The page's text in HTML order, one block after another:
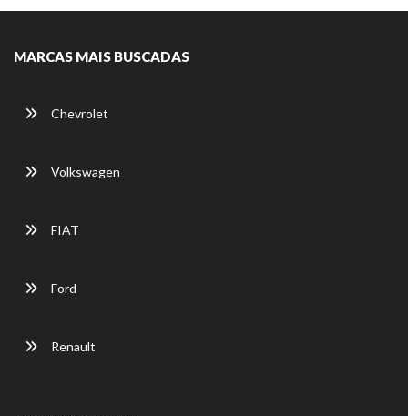
MARCAS MAIS BUSCADAS
Chevrolet
Volkswagen
FIAT
Ford
Renault